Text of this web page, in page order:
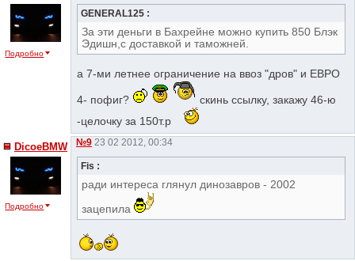
Подробно
GENERAL125 :
За эти деньги в Бахрейне можно купить 850 Блэк
Эдишн,с доставкой и таможней.
а 7-ми летнее ограничение на ввоз "дров" и ЕВРО
4- пофиг?
скинь ссылку, закажу 46-ю
-целочку за 150т.р
DicoeBMW
Подробно
№9 23 02 2012, 00:34
Fis :
ради интереса глянул динозавров - 2002
зацепила